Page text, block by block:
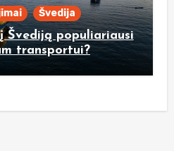
Švedija
Švediją populiariausi
transportui?